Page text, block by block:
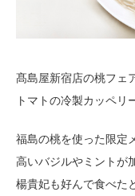
髙島屋新宿店の桃フェ
トマトの冷製カッペリ
福島の桃を使った限定
高いバジルやミントが
楊貴妃も好んで食べた